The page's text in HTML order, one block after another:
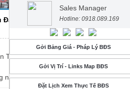
Quận 7 - DT 4x24m - 130tr/m2 -
Thương - Thanh Tuyết 0913.999.003
nhẹ
Sales Manager
Hotline: 0918.089.169
Gởi Bảng Giá - Pháp Lý BĐS
Gởi Vị Trí - Links Map BĐS
Đặt Lịch Xem Thực Tế BĐS